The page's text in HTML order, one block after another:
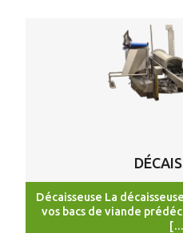
Décaisseuse La
vos bacs de viande